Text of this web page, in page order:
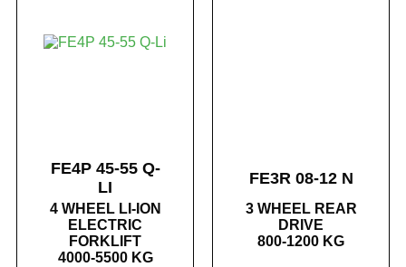
FE4P 45-55 Q-
LI
4 WHEEL LI-ION
ELECTRIC
FORKLIFT
4000-5500 KG
FE3R 08-12 N
3 WHEEL REAR
DRIVE
800-1200 KG